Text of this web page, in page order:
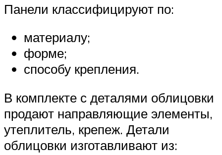
Панели классифицируют по:
материалу;
форме;
способу крепления.
В комплекте с деталями облицовки
продают направляющие элементы,
утеплитель, крепеж. Детали
облицовки изготавливают из: